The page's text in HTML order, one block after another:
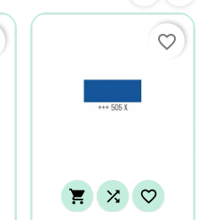
  
favorite_border